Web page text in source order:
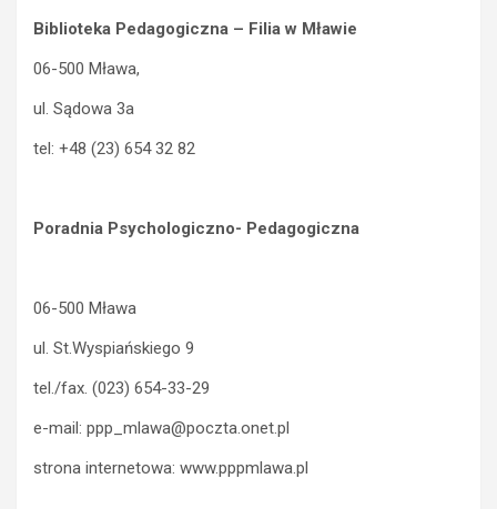
Biblioteka Pedagogiczna – Filia w Mławie
06-500 Mława,
ul. Sądowa 3a
tel: +48 (23) 654 32 82
Poradnia Psychologiczno- Pedagogiczna
06-500 Mława
ul. St.Wyspiańskiego 9
tel./fax. (023) 654-33-29
e-mail: ppp_mlawa@poczta.onet.pl
strona internetowa: www.pppmlawa.pl